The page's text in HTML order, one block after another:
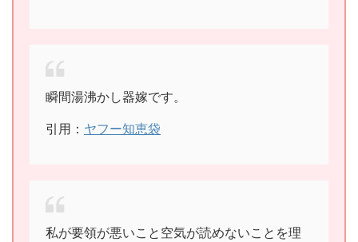
瞬間湯沸かし器嫁です。
引用： ヤフー知恵袋
私が要領が悪いこと空気が読めないことを理